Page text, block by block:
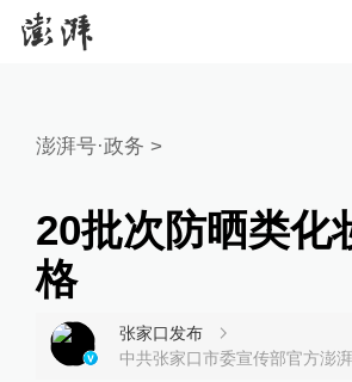
澎湃号·政务 >
20批次防晒类化
格
张家口发布
中共张家口市委宣传部官方澎